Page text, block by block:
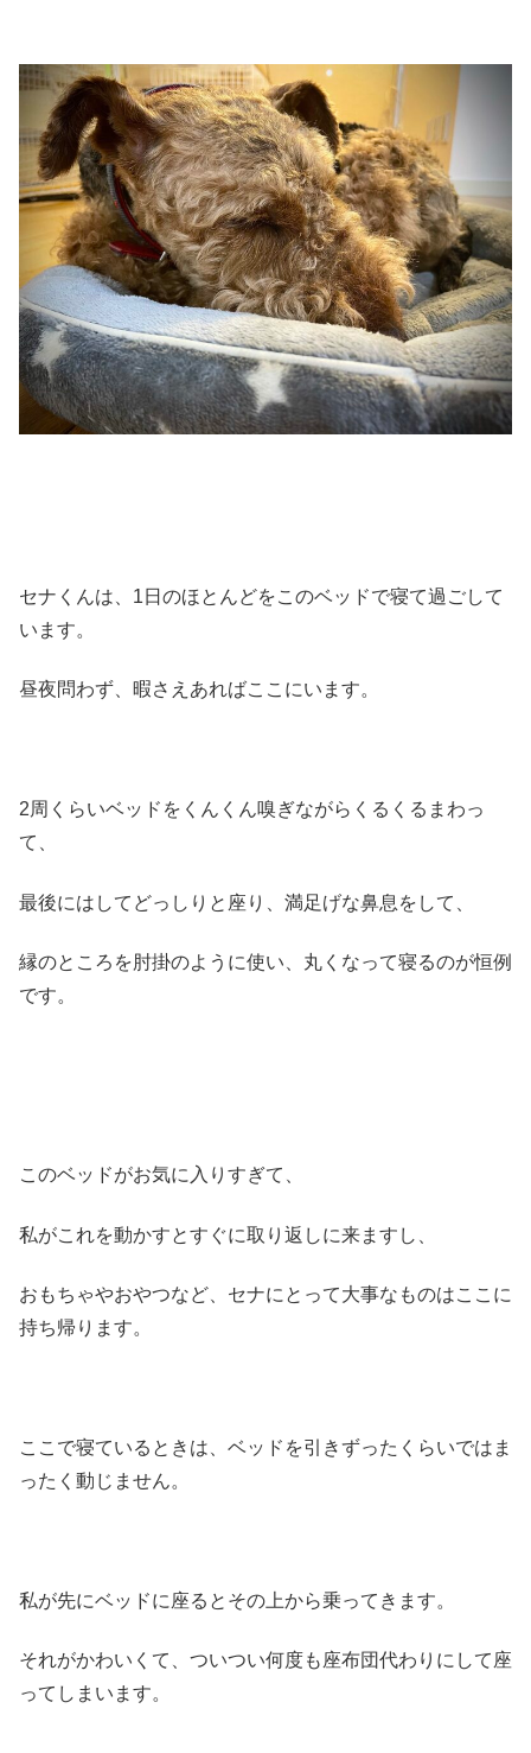
セナくんは、1日のほとんどをこのベッドで寝て過ごして
います。
昼夜問わず、暇さえあればここにいます。
2周くらいベッドをくんくん嗅ぎながらくるくるまわっ
て、
最後にはしてどっしりと座り、満足げな鼻息をして、
縁のところを肘掛のように使い、丸くなって寝るのが恒例
です。
このベッドがお気に入りすぎて、
私がこれを動かすとすぐに取り返しに来ますし、
おもちゃやおやつなど、セナにとって大事なものはここに
持ち帰ります。
ここで寝ているときは、ベッドを引きずったくらいではま
ったく動じません。
私が先にベッドに座るとその上から乗ってきます。
それがかわいくて、ついつい何度も座布団代わりにして座
ってしまいます。